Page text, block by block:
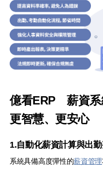
億看ERP 薪資系
更智慧、更安心
1.自動化薪資計算與出
系統具備高度彈性的薪資管理